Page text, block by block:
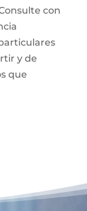
con
y de
que